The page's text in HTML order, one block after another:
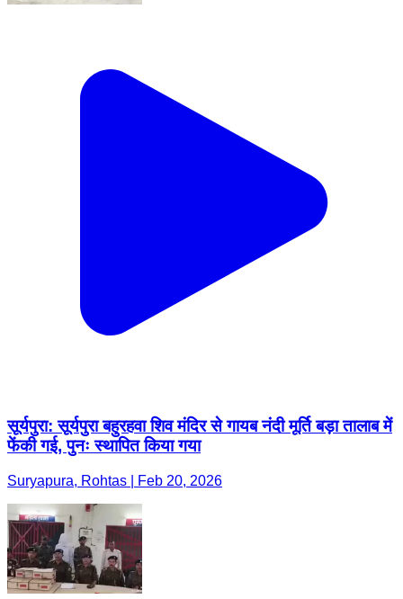
सूर्यपुरा: सूर्यपुरा बहुरहवा शिव मंदिर से गायब नंदी मूर्ति बड़ा तालाब में
फेंकी गई, पुनः स्थापित किया गया
Suryapura, Rohtas | Feb 20, 2026